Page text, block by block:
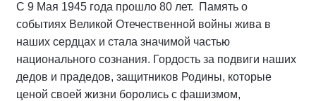
С 9 Мая 1945 года прошло 80 лет. Память о
событиях Великой Отечественной войны жива в
наших сердцах и стала значимой частью
национального сознания. Гордость за подвиги наших
дедов и прадедов, защитников Родины, которые
ценой своей жизни боролись с фашизмом,